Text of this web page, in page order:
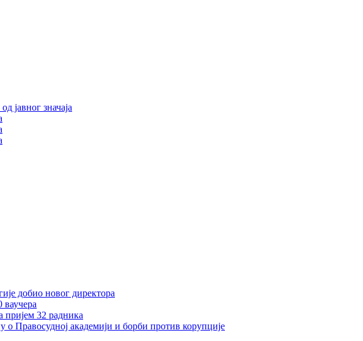
јавног значаја
добио новог директора
ваучера
пријем 32 радника
о Правосудној академији и борби против корупције